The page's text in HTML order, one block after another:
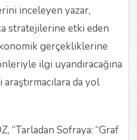
inceleyen yazar,
stratejilerine etki eden
gerçekliklerine
ilgi uyandıracağına
araştırmacılara da yol
“Tarladan Sofraya: “Graf